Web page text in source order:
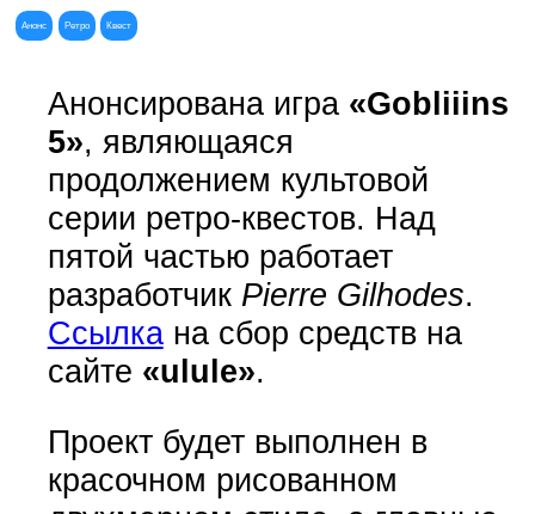
Анонс Ретро Квест
Анонсирована игра «Gobliiins
5», являющаяся
продолжением культовой
серии ретро-квестов. Над
пятой частью работает
разработчик Pierre Gilhodes.
Ссылкана сбор средств на
сайте «ulule».
Проект будет выполнен в
красочном рисованном